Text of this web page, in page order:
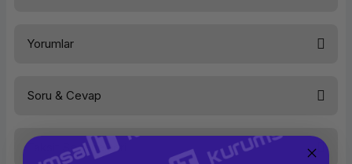
Yorumlar
Yorum Yaz
Soru & Cevap
Ürün hakkında henüz soru sorulmamış.
Taksit Seçenekleri